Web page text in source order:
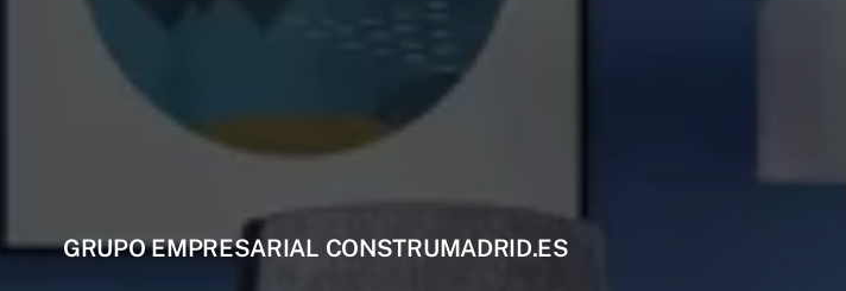
GRUPO EMPRESARIAL CONSTRUMADRID.ES